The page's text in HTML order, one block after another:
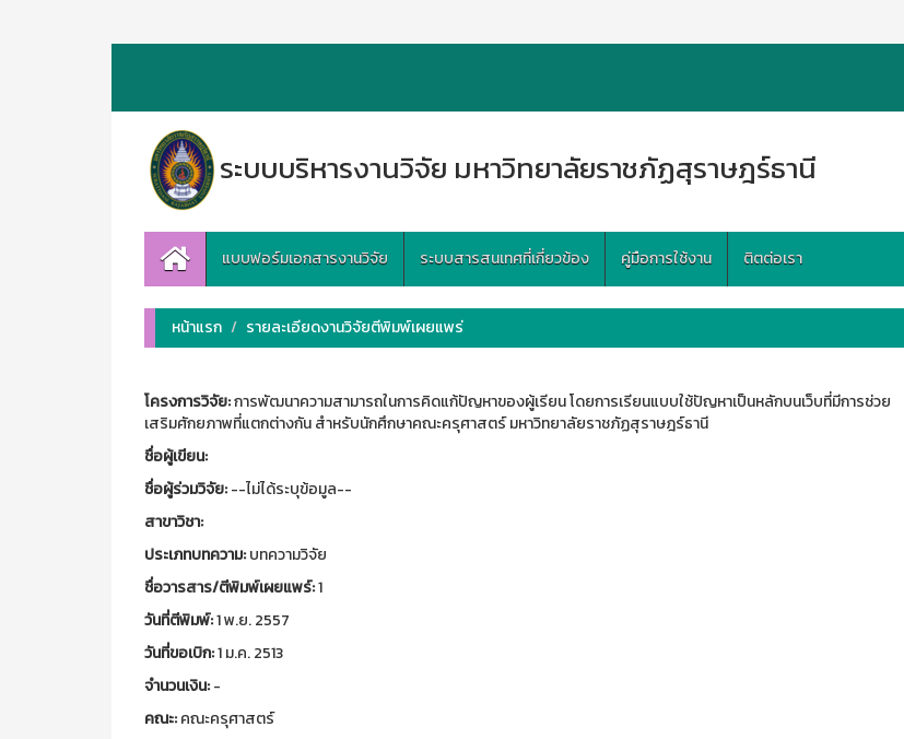
ระบบบริหารงานวิจัย มหาวิทยาลัยราชภัฏสุราษฎร์ธานี
แบบฟอร์มเอกสารงานวิจัย ระบบสารสนเทศที่เกี่ยวข้อง คู่มือการใช้งาน ติตต่อเรา
หน้าแรก รายละเอียดงานวิจัยตีพิมพ์เผยแพร่
โครงการวิจัย:การพัฒนาความสามารถในการคิดแก้ปัญหาของผู้เรียน โดยการเรียนแบบใช้ปัญหาเป็นหลักบนเว็บที่มีการช่วย
เสริมศักยภาพที่แตกต่างกัน สำหรับนักศึกษาคณะครุศาสตร์ มหาวิทยาลัยราชภัฏสุราษฎร์ธานี
ชื่อผู้เขียน:
ชื่อผู้ร่วมวิจัย:--ไม่ได้ระบุข้อมูล--
สาขาวิชา:
ประเภทบทความ:บทความวิจัย
ชื่อวารสาร/ตีพิมพ์เผยแพร์:1
วันที่ตีพิมพ์:1 พ.ย. 2557
วันที่ขอเบิก:1 ม.ค. 2513
จำนวนเงิน:-
คณะ:คณะครุศาสตร์